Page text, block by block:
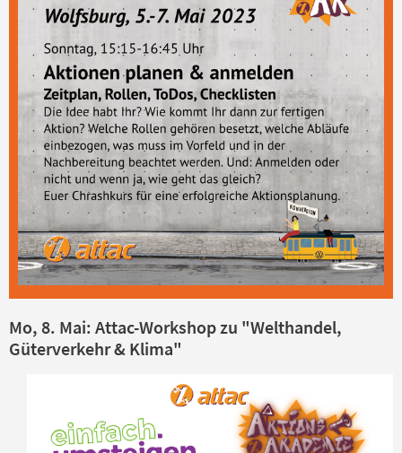
Mo, 8. Mai: Attac-Workshop zu "Welthandel,
Güterverkehr & Klima"